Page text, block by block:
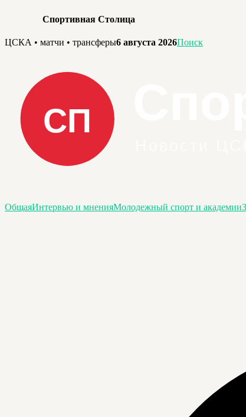
Спортивная Столица
Перейти
содержимому
ЦСКА • матчи • трансферы6 августа 2026Поиск
ОбщаяИнтервью и мненияМолодежный спорт и академии